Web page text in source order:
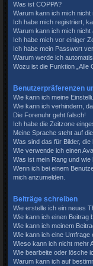
Was ist COPPA?
Warum kann ich mich nicht
Ich habe mich registriert,
Warum kann ich mich nicht
Ich habe mich vor einiger
Ich habe mein Passwort
Warum werde ich
Wozu ist die Funktion „Alle
Benutzerpräferenzen
Wie kann ich meine
Wie kann ich verhindern,
Die Forenuhr geht falsch!
Ich habe die Zeitzone
Meine Sprache steht auf
Was sind das für Bilder,
Wie verwende ich einen
Was ist mein Rang und
Wenn ich bei einem
mich anzumelden.
Beiträge schreiben
Wie erstelle ich ein neues
Wie kann ich einen Beitrag
Wie kann ich meinem
Wie kann ich eine Umfrage
Wieso kann ich nicht mehr
Wie bearbeite oder lösche
Warum kann ich auf